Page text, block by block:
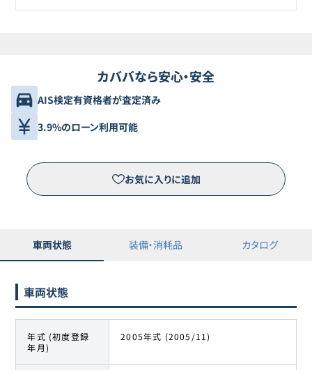
カババなら安心・安全
AIS検定有資格者が査定済み
3.9%のローン利用可能
お気に入りに追加
車両状態 装備・消耗品 カタログ
車両状態
年式 (初度登録
年月)
2005年式 (2005/11)